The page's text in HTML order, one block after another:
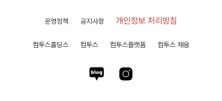
운영정책 공지사항 개인정보 처리방침
컴투스홀딩스 컴투스 컴투스플랫폼 컴투스 채용